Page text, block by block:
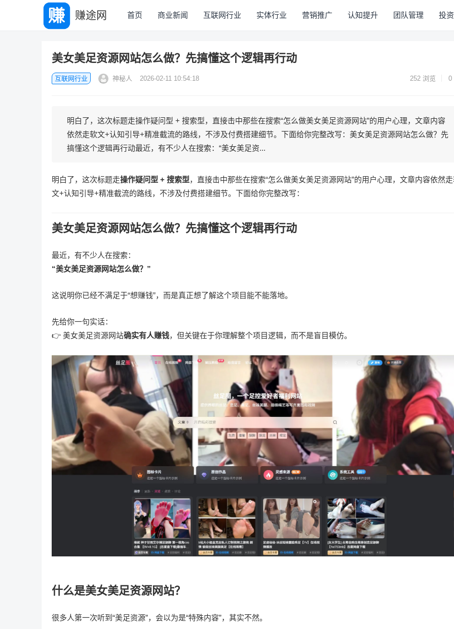
赚途网 首页 商业新闻 互联网行业 实体行业 营销推广 认知提升 团队管理 投
美女美足资源网站怎么做？先搞懂这个逻辑再行动
互联网行业 神秘人 2026-02-11 10:54:18 252 浏览 0
明白了，这次标题走操作疑问型 + 搜索型，直接击中那些在搜索“怎么做美女美足资源网站”的用户心理，文章内容
依然走软文+认知引导+精准截流的路线，不涉及付费搭建细节。下面给你完整改写：美女美足资源网站怎么做？先
搞懂这个逻辑再行动最近，有不少人在搜索：“美女美足资...
明白了，这次标题走操作疑问型 + 搜索型，直接击中那些在搜索“怎么做美女美足资源网站”的用户心理，文章内容依然
文+认知引导+精准截流的路线，不涉及付费搭建细节。下面给你完整改写：
美女美足资源网站怎么做？先搞懂这个逻辑再行动
最近，有不少人在搜索：
“美女美足资源网站怎么做？”
这说明你已经不满足于“想赚钱”，而是真正想了解这个项目能不能落地。
先给你一句实话：
👉 美女美足资源网站确实有人赚钱，但关键在于你理解整个项目逻辑，而不是盲目模仿。
什么是美女美足资源网站？
很多人第一次听到“美足资源”，会以为是“特殊内容”，其实不然。